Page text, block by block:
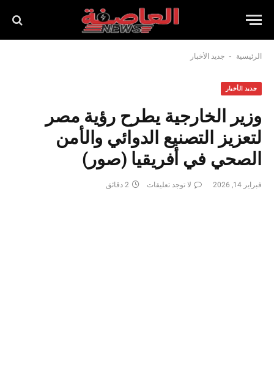
الرئيسية - جديد الأخبار
جديد الأخبار
وزير الخارجية يطرح رؤية مصر
لتعزيز التصنيع الدوائي والأمن
الصحي في أفريقيا (صور)
فبراير 14, 2026 لا توجد تعليقات 2 دقائق